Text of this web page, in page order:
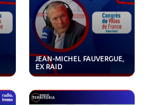
JEAN-MICHEL FAUVERGUE,
EX RAID